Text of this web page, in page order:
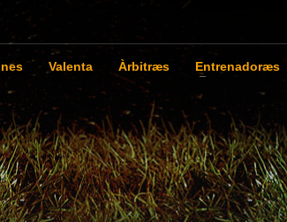
Valenta Àrbitræs Entrenadoræs